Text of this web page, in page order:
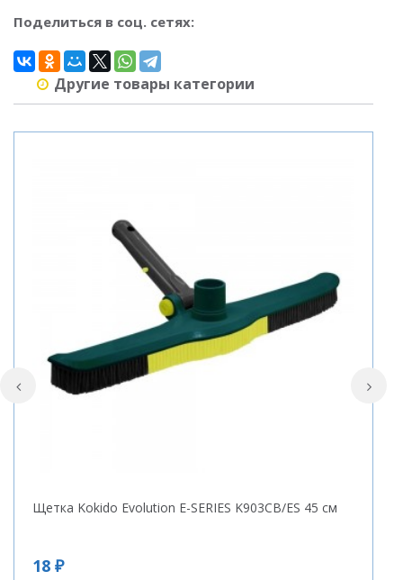
Поделиться в соц. сетях:
Другие товары категории
Щетка Kokido Evolution E-SERIES K903CB/ES 45 см
18 ₽